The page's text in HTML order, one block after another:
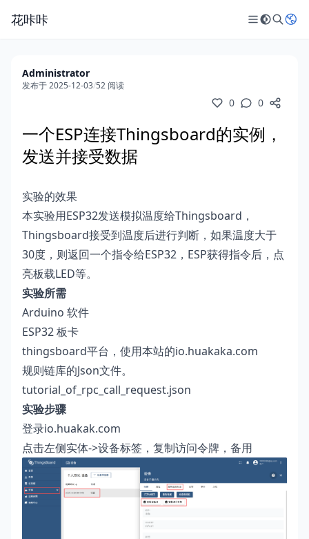
花咔咔
Administrator
发布于 2025-12-03/52 阅读
0 0
一个ESP连接Thingsboard的实例，
发送并接受数据
实验的效果
本实验用ESP32发送模拟温度给Thingsboard，
Thingsboard接受到温度后进行判断，如果温度大于
30度，则返回一个指令给ESP32，ESP获得指令后，点
亮板载LED等。
实验所需
Arduino 软件
ESP32 板卡
thingsboard平台，使用本站的io.huakaka.com
规则链库的Json文件。
tutorial_of_rpc_call_request.json
实验步骤
登录io.huakak.com
点击左侧实体->设备标签，复制访问令牌，备用